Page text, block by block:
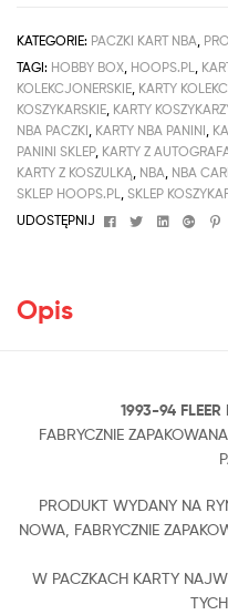
KATEGORIE: PACZKI KART NBA,
TAGI: HOBBY BOX, HOOPS.PL,
KOLEKCJONERSKIE, KARTY
KOSZYKARSKIE, KARTY
NBA PACZKI, KARTY NBA PANINI,
PANINI SKLEP, KARTY Z
KARTY Z KOSZULKĄ, NBA, NBA
SKLEP HOOPS.PL, SKLEP
UDOSTĘPNIJ
FacebookTwitterLinkedin
Opis
1993-94 FLEER
FABRYCZNIE
PRODUKT WYDANY NA
NOWA, FABRYCZNIE
W PACZKACH KARTY